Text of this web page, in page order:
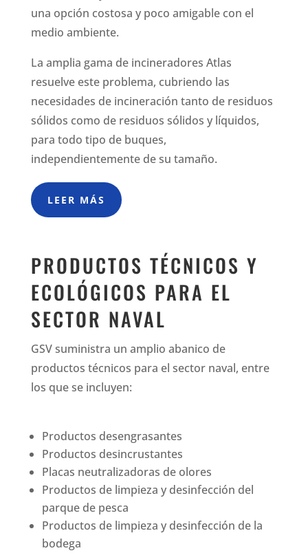
una opción costosa y poco amigable con el
medio ambiente.
La amplia gama de incineradores Atlas
resuelve este problema, cubriendo las
necesidades de incineración tanto de residuos
sólidos como de residuos sólidos y líquidos,
para todo tipo de buques,
independientemente de su tamaño.
LEER MÁS
PRODUCTOS TÉCNICOS Y
ECOLÓGICOS PARA EL
SECTOR NAVAL
GSV suministra un amplio abanico de
productos técnicos para el sector naval, entre
los que se incluyen:
Productos desengrasantes
Productos desincrustantes
Placas neutralizadoras de olores
Productos de limpieza y desinfección del
parque de pesca
Productos de limpieza y desinfección de la
bodega